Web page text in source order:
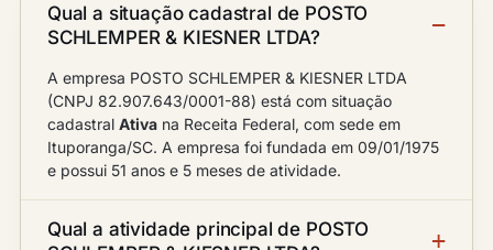
Qual a situação cadastral de POSTO
SCHLEMPER & KIESNER LTDA?
A empresa POSTO SCHLEMPER & KIESNER LTDA
(CNPJ 82.907.643/0001-88) está com situação
cadastral Ativa na Receita Federal, com sede em
Ituporanga/SC. A empresa foi fundada em 09/01/1975
e possui 51 anos e 5 meses de atividade.
Qual a atividade principal de POSTO